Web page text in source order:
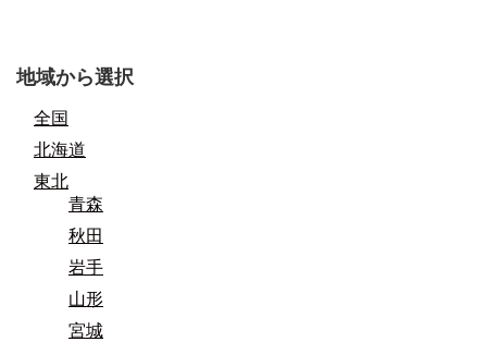
地域から選択
全国
北海道
東北
青森
秋田
岩手
山形
宮城